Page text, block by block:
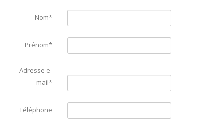
Nom*
Prénom*
Adresse e-
mail*
Téléphone